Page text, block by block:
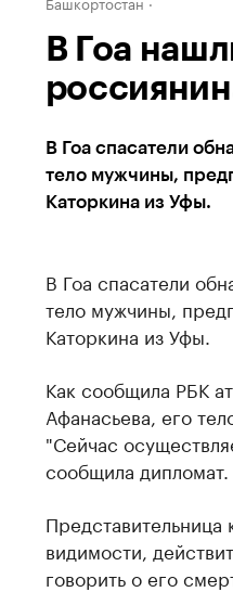
В Гоа
В Гоа спасатели
тело мужчины,
Каторкина из Уфы.
В Гоа спасатели
тело мужчины,
Каторкина из Уфы.
Как сообщила РБК
Афанасьева, его
"Сейчас
сообщила дипломат.
Представительница
видимости,
говорить о его